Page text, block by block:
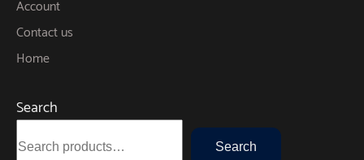
Account
Contact us
Home
Search
Search